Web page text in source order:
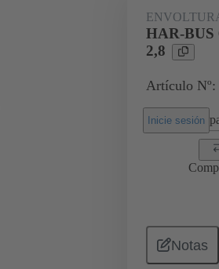
HAR-
2,8
Artículo Nº:
Inicie sesión
Notas